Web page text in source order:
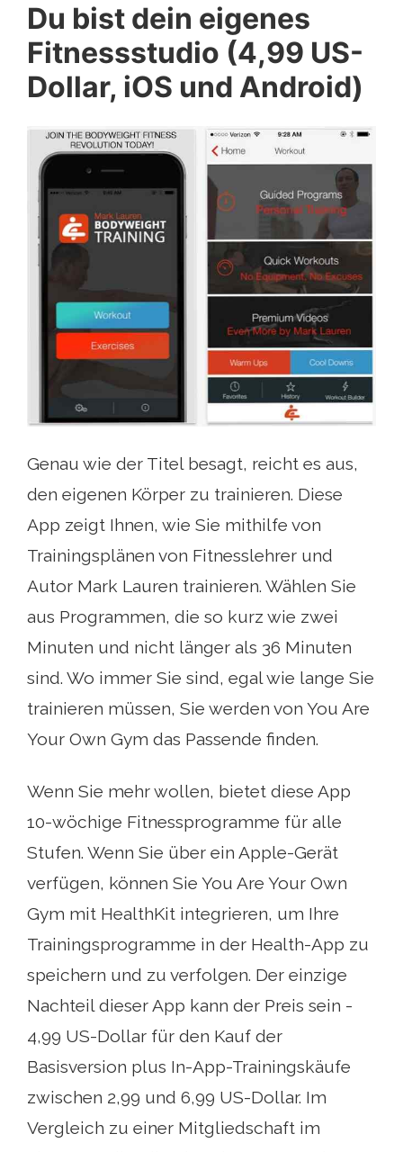
Du bist dein eigenes
Fitnessstudio (4,99 US-
Dollar, iOS und Android)
Genau wie der Titel besagt, reicht es aus,
den eigenen Körper zu trainieren. Diese
App zeigt Ihnen, wie Sie mithilfe von
Trainingsplänen von Fitnesslehrer und
Autor Mark Lauren trainieren. Wählen Sie
aus Programmen, die so kurz wie zwei
Minuten und nicht länger als 36 Minuten
sind. Wo immer Sie sind, egal wie lange Sie
trainieren müssen, Sie werden von You Are
Your Own Gym das Passende finden.
Wenn Sie mehr wollen, bietet diese App
10-wöchige Fitnessprogramme für alle
Stufen. Wenn Sie über ein Apple-Gerät
verfügen, können Sie You Are Your Own
Gym mit HealthKit integrieren, um Ihre
Trainingsprogramme in der Health-App zu
speichern und zu verfolgen. Der einzige
Nachteil dieser App kann der Preis sein -
4,99 US-Dollar für den Kauf der
Basisversion plus In-App-Trainingskäufe
zwischen 2,99 und 6,99 US-Dollar. Im
Vergleich zu einer Mitgliedschaft im